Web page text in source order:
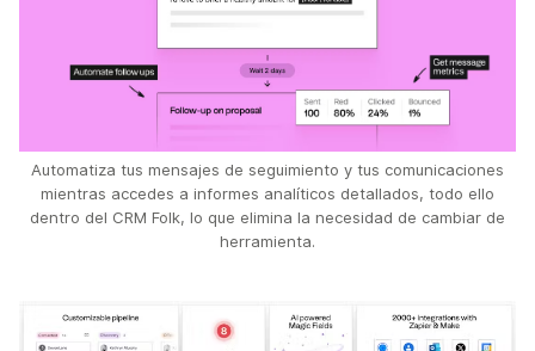
Automatiza tus mensajes de seguimiento y tus comunicaciones
mientras accedes a informes analíticos detallados, todo ello
dentro del CRM Folk, lo que elimina la necesidad de cambiar de
herramienta.